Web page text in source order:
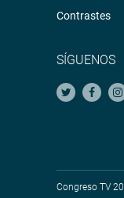
Contrastes
SÍGUENOS
Congreso TV